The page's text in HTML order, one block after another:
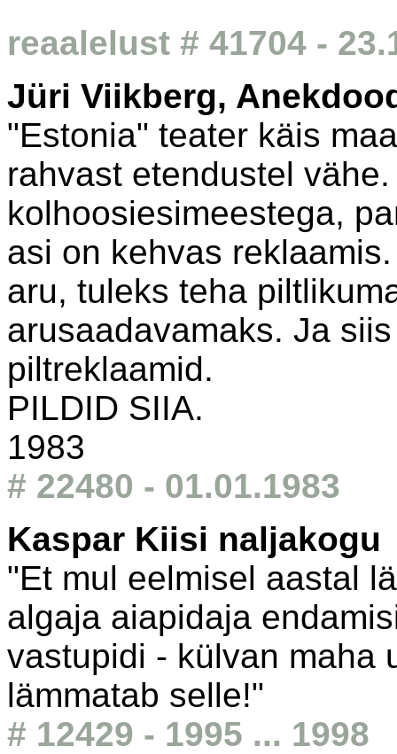
reaalelust # 41704 -
Jüri Viikberg,
"Estonia" teater käis
rahvast etendustel
kolhoosiesimeestega,
asi on kehvas
aru, tuleks teha
arusaadavamaks. Ja
piltreklaamid.
PILDID SIIA.
1983
# 22480 - 01.01.1983
Kaspar Kiisi naljakogu
"Et mul eelmisel aastal
algaja aiapidaja
vastupidi - külvan maha
lämmatab selle!"
# 12429 - 1995 ... 1998